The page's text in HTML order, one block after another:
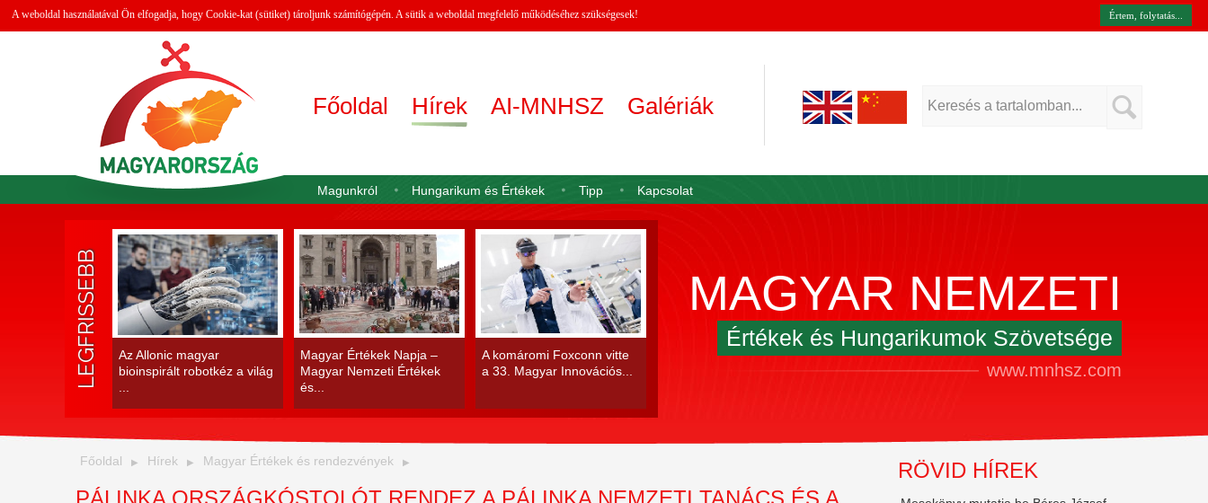
A weboldal használatával Ön elfogadja, hogy Cookie-kat (sütiket) tároljunk számítógépén. A sütik a weboldal megfelelő működéséhez szükségesek! Értem, folytatás...
Főoldal Hírek AI-MNHSZ Galériák
Magunkról Hungarikum és Értékek Tipp Kapcsolat
LEGFRISSEBB
Az Allonic magyar
bioinspirált robotkéz a világ
Magyar Értékek Napja –
Magyar Nemzeti Értékek
és...
A komáromi Foxconn vitte
a 33. Magyar Innovációs...
MAGYAR NEMZETI
Értékek és Hungarikumok Szövetsége
www.mnhsz.com
Főoldal Hírek Magyar Értékek és rendezvények
PÁLINKA ORSZÁGKÓSTOLÓT RENDEZ A PÁLINKA NEMZETI TANÁCS ÉS A
RÖVID HÍREK